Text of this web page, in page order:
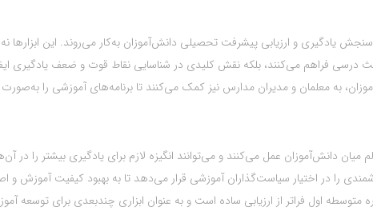
یادگیری و ارزیابی پیشرفت تحصیلی دانش‌آموزان به‌کار می‌روند. این ابزارها نه
درسی فراهم می‌کنند، بلکه نقش کلیدی در شناسایی نقاط قوت و ضعف یادگیری
به معلمان و مدیران مدارس نیز کمک می‌کنند تا برنامه‌های آموزشی را به‌صورت
میان دانش‌آموزان عمل می‌کنند و می‌توانند انگیزه لازم برای یادگیری بیشتر را در
را در اختیار سیاست‌گذاران آموزشی قرار می‌دهد تا به بهبود کیفیت آموزش و
اول فراتر از ارزیابی ساده است و به عنوان ابزاری چند‌بعدی برای توسعه